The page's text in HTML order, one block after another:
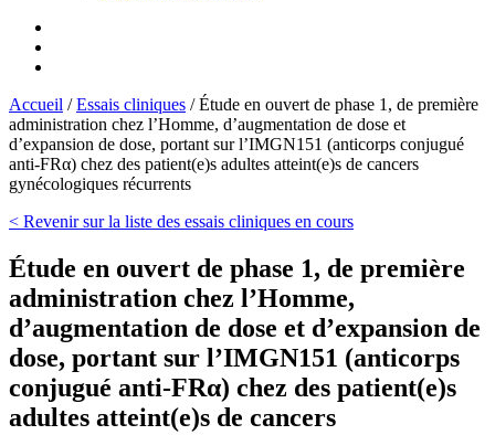
Accueil /Essais cliniques /Étude en ouvert de phase 1, de première
administration chez l’Homme, d’augmentation de dose et
d’expansion de dose, portant sur l’IMGN151 (anticorps conjugué
anti-FRα) chez des patient(e)s adultes atteint(e)s de cancers
gynécologiques récurrents
< Revenir sur la liste des essais cliniques en cours
Étude en ouvert de phase 1, de première
administration chez l’Homme,
d’augmentation de dose et d’expansion de
dose, portant sur l’IMGN151 (anticorps
conjugué anti-FRα) chez des patient(e)s
adultes atteint(e)s de cancers